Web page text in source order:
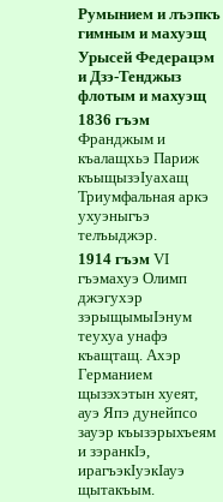
Румынием и лъэпкъ
гимным и махуэщ
Урысей Федерацэм
и Дзэ-Тенджыз
флотым и махуэщ
1836 гъэм
Франджым и
къалащхьэ Париж
къыщызэIуахащ
Триумфальная аркэ
ухуэныгъэ
телъыджэр.
1914 гъэм VI
гъэмахуэ Олимп
джэгухэр
зэрыщымыIэнум
теухуа унафэ
къащтащ. Ахэр
Германием
щызэхэтын хуеят,
ауэ Япэ дунейпсо
зауэр къызэрыхъеям
и зэранкIэ,
ирагъэкIуэкIауэ
щытакъым.